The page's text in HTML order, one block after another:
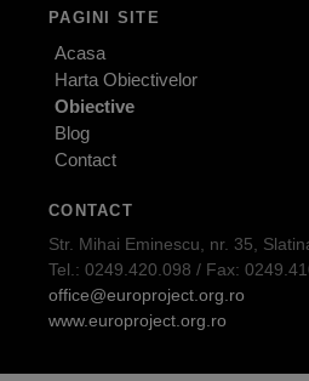
PAGINI SITE
Acasa
Harta Obiectivelor
Obiective
Blog
Contact
CONTACT
Str. Mihai Eminescu, nr. 35,
Tel.: 0249.420.098 / Fax:
office@europroject.org.ro
www.europroject.org.ro